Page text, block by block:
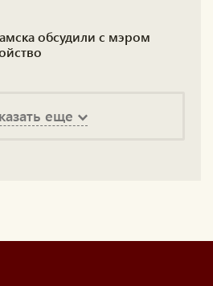
обсудили с мэром
еще